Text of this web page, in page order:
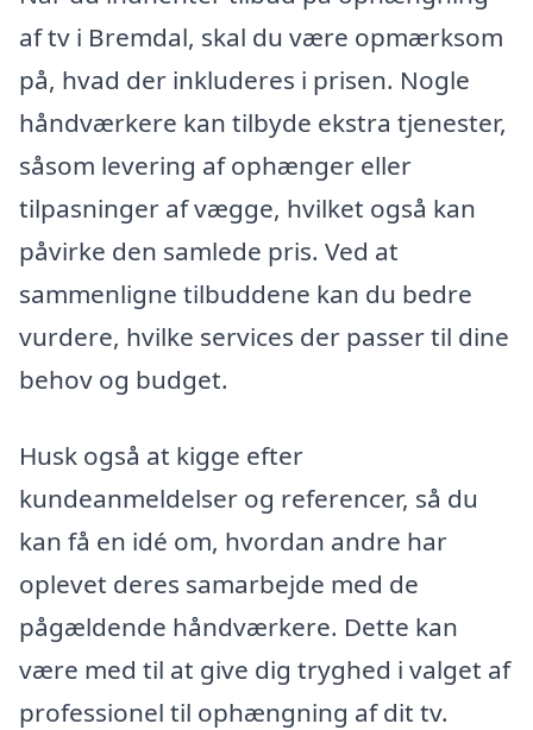
af tv i Bremdal, skal du være opmærksom
på, hvad der inkluderes i prisen. Nogle
håndværkere kan tilbyde ekstra tjenester,
såsom levering af ophænger eller
tilpasninger af vægge, hvilket også kan
påvirke den samlede pris. Ved at
sammenligne tilbuddene kan du bedre
vurdere, hvilke services der passer til dine
behov og budget.
Husk også at kigge efter
kundeanmeldelser og referencer, så du
kan få en idé om, hvordan andre har
oplevet deres samarbejde med de
pågældende håndværkere. Dette kan
være med til at give dig tryghed i valget af
professionel til ophængning af dit tv.